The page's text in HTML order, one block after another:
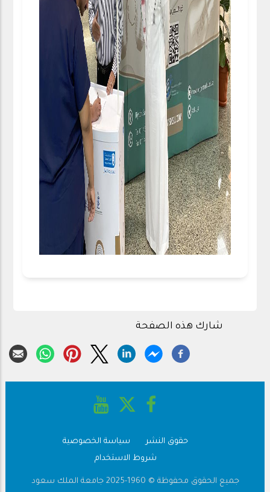
شارك هذه الصفحة
حقوق النشر
سياسة الخصوصية
شروط الاستخدام
جميع الحقوق محفوظة © 1960-2025 جامعة الملك سعود